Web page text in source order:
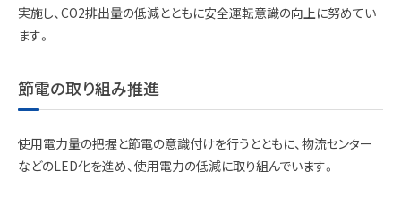
実施し、CO2排出量の低減とともに安全運転意識の向上に努めてい
ます。
節電の取り組み推進
使用電力量の把握と節電の意識付けを行うとともに、物流センター
などのLED化を進め、使用電力の低減に取り組んでいます。